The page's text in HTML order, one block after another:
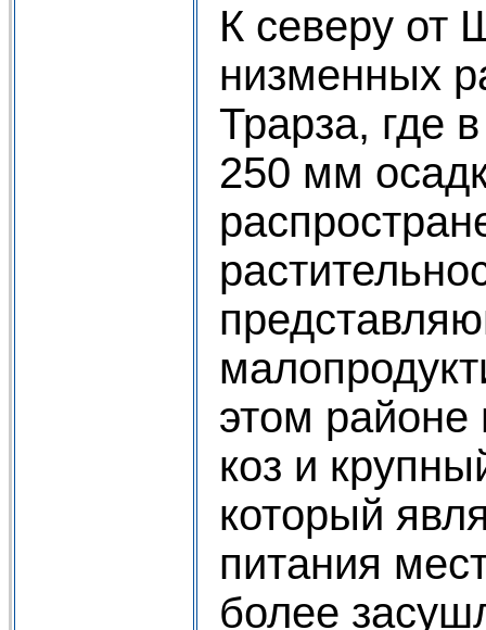
К северу
низменных
Трарза, где
250 мм
этом
коз и
который
питания
более